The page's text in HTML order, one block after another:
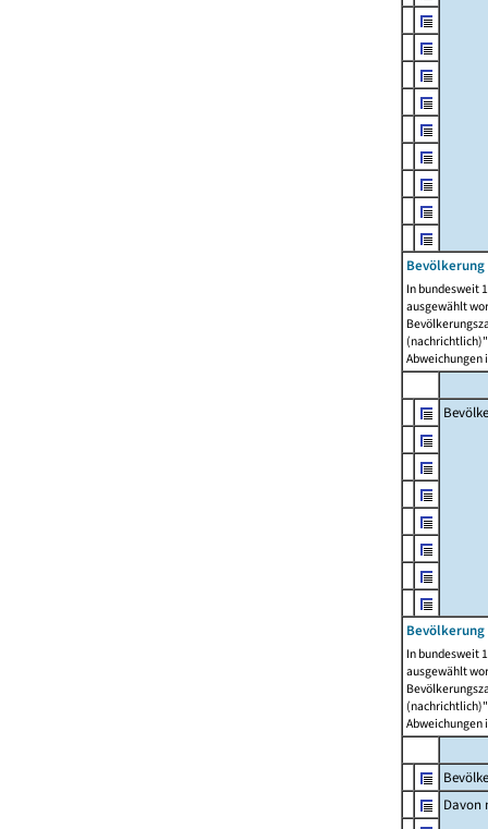
In bundesweit
ausgewählt
Abweichungen
In bundesweit
ausgewählt
Abweichungen
Davon